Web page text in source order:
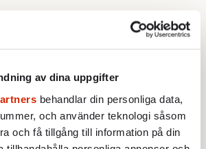
av dina uppgifter
behandlar din personliga data,
och använder teknologi såsom
och få tillgång till information på din
Ja, AC är ett hot mot den
”Kommunisthögskolan” drömde
arbetarklass
om den lågbegåvade
i Filipstad